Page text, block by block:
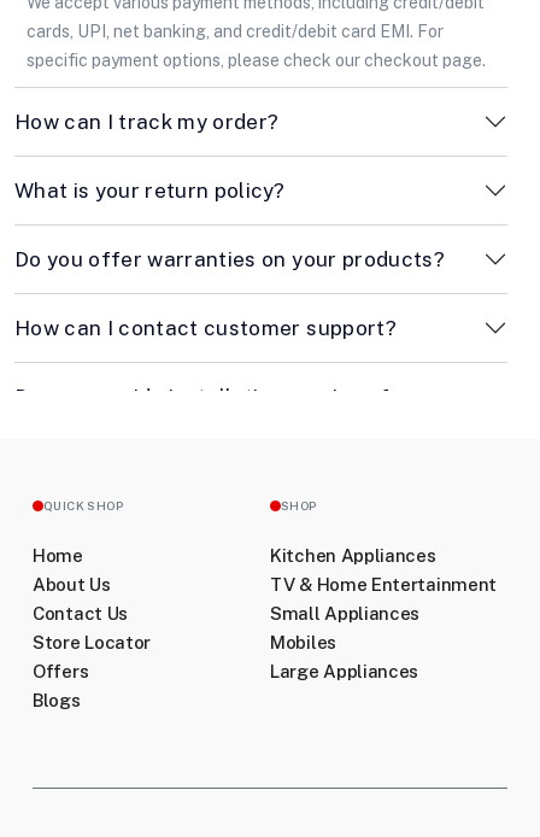
cards, UPI, net banking, and credit/debit card EMI. For
specific payment options, please check our checkout page.
How can I track my order?
What is your return policy?
Do you offer warranties on your products?
How can I contact customer support?
Do you provide installation services for
Can I change or cancel my order after it has
been placed?
Do you have a physical store?
QUICK SHOP
Home
About Us
Contact Us
Store Locator
Offers
Blogs
SHOP
Kitchen Appliances
TV & Home Entertainment
Small Appliances
Mobiles
Large Appliances